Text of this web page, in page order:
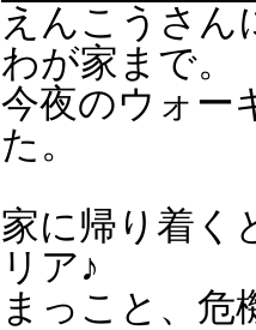
えんこうさん
わが家まで。
今夜のウォー
た。
家に帰り着く
リア♪
まっこと、危